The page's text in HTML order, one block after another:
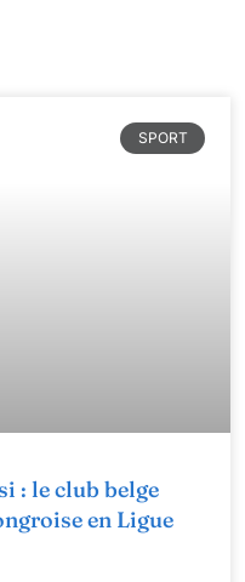
SPORT
: le club belge
en Ligue